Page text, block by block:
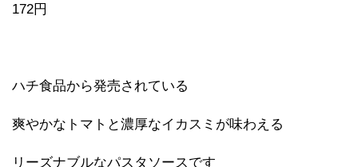
172円
ハチ食品から発売されている
爽やかなトマトと濃厚なイカスミが味わえる
リーズナブルなパスタソースです